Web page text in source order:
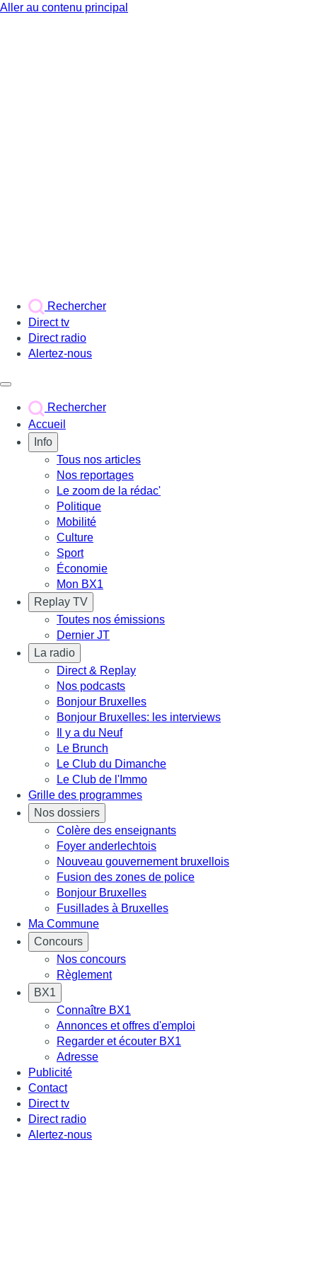
Aller au contenu principal
Rechercher
Direct tv
Direct radio
Alertez-nous
Rechercher
Accueil
Info
Tous nos articles
Nos reportages
Le zoom de la rédac'
Politique
Mobilité
Culture
Sport
Économie
Mon BX1
Replay TV
Toutes nos émissions
Dernier JT
La radio
Direct & Replay
Nos podcasts
Bonjour Bruxelles
Bonjour Bruxelles: les interviews
Il y a du Neuf
Le Brunch
Le Club du Dimanche
Le Club de l'Immo
Grille des programmes
Nos dossiers
Colère des enseignants
Foyer anderlechtois
Nouveau gouvernement bruxellois
Fusion des zones de police
Bonjour Bruxelles
Fusillades à Bruxelles
Ma Commune
Concours
Nos concours
Règlement
BX1
Connaître BX1
Annonces et offres d'emploi
Regarder et écouter BX1
Adresse
Publicité
Contact
Direct tv
Direct radio
Alertez-nous